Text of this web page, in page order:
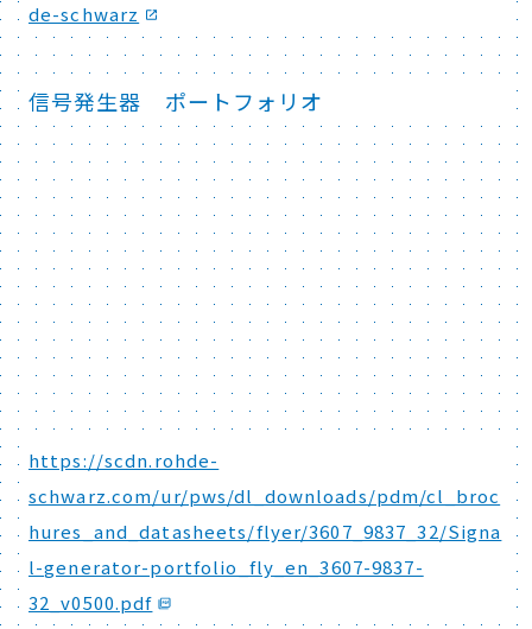
de-schwarz
信号発生器 ポートフォリオ
https://scdn.rohde-
schwarz.com/ur/pws/dl_downloads/pdm/cl_broc
hures_and_datasheets/flyer/3607_9837_32/Signa
l-generator-portfolio_fly_en_3607-9837-
32_v0500.pdf